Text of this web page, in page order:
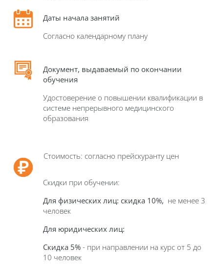
Даты начала занятий
Согласно календарному плану
Документ, выдаваемый по окончании
обучения
Удостоверение о повышении квалификации в
системе непрерывного медицинского
образования
Стоимость: согласно прейскуранту цен
Скидки при обучении:
Для физических лиц: скидка 10%, не менее 3
человек
Для юридических лиц:
Скидка 5% - при направлении на курс от 5 до
10 человек